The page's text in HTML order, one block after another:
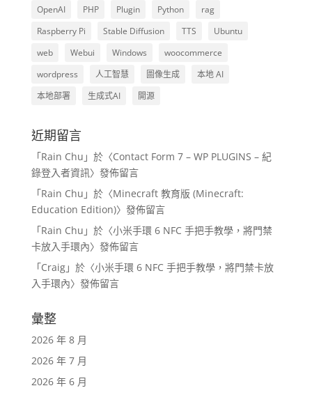
OpenAI
PHP Plugin Python
rag
Raspberry Pi
Stable Diffusion TTS
Ubuntu
web
Webui Windows
woocommerce
wordpress
人工智慧 圖像生成
本地 AI
本地部署
生成式AI 開源
近期留言
「Rain Chu 」於〈Contact Form 7 – WP PLUGINS – 紀
錄登入者資訊〉發佈留言
「Rain Chu 」於〈Minecraft 教育版 (Minecraft:
Education Edition)〉發佈留言
「Rain Chu 」於〈小米手環 6 NFC 手把手教學，將門禁
卡放入手環內〉發佈留言
「Craig」於〈小米手環 6 NFC 手把手教學，將門禁卡放
入手環內〉發佈留言
彙整
2026 年 8 月
2026 年 7 月
2026 年 6 月